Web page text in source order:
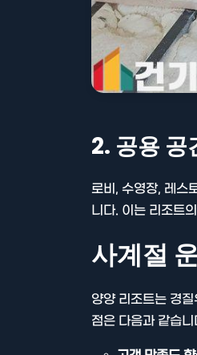
2. 공용 공
로비, 수영장, 레스
니다. 이는 리조트
사계절
양양 리조트는 경
점은 다음과 같습니